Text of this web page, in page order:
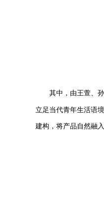
其中，由王萱、
立足当代青年生活语
建构，将产品自然融